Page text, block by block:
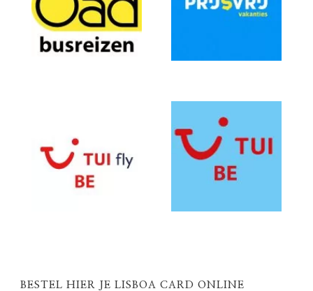
BESTEL HIER JE LISBOA CARD ONLINE